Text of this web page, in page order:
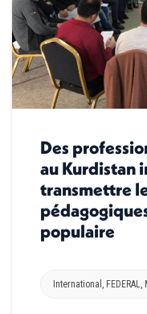
Des
au Kurdistan
transmettre
populaire
International FEDERAL